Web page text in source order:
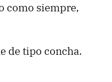
como siempre,
de tipo concha.